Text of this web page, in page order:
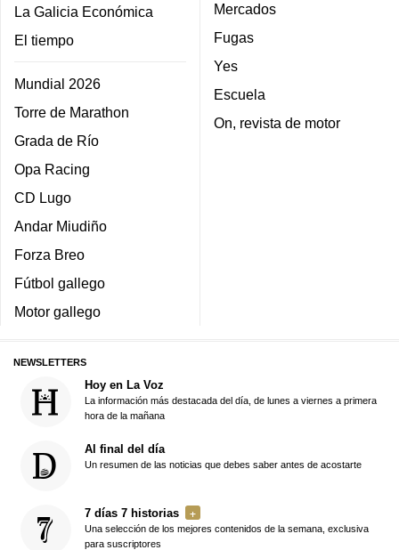
La Galicia Económica
El tiempo
Mundial 2026
Torre de Marathon
Grada de Río
Opa Racing
CD Lugo
Andar Miudiño
Forza Breo
Fútbol gallego
Motor gallego
Mercados
Fugas
Yes
Escuela
On, revista de motor
NEWSLETTERS
Hoy en La Voz
La información más destacada del día, de lunes a viernes a primera
hora de la mañana
Al final del día
Un resumen de las noticias que debes saber antes de acostarte
7 días 7 historias
Una selección de los mejores contenidos de la semana, exclusiva
para suscriptores